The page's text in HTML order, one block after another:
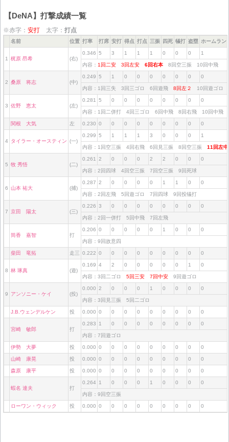
【DeNA】打撃成績一覧
※赤字： 安打 太字： 打点
名前 位置 打率 打席 安打 得点 打点 三振 四死 犠打 盗塁 ホームラン
1 梶原 昂希 (右)
0.346 5 3 1 1 1 0 0 0 1
内容： 1回二安 3回左安 6回右本 8回空三振 10回中飛
2 桑原 将志 (中)
0.249 5 1 0 0 0 0 0 0 0
内容：1回三失 3回三ゴロ 6回遊飛 8回左２ 10回遊ゴロ
3 佐野 恵太 (左)
0.281 5 0 0 0 0 0 0 0 0
内容：1回二併打 4回三ゴロ 6回中飛 8回右飛 10回中飛
関根 大気 左 0.230 0 0 0 0 0 0 0 0 0
4 タイラー・オースティン (一)
0.299 5 1 1 1 3 0 0 0 1
内容：1回空三振 4回右飛 6回見三振 8回空三振 11回左
5 牧 秀悟 (二)
0.261 2 0 0 0 2 2 0 0 0
内容：2回四球 4回空三振 7回空三振 9回死球
6 山本 祐大 (捕)
0.287 2 0 0 0 0 1 1 0 0
内容：2回左飛 5回遊ゴロ 7回四球 9回投犠打
7 京田 陽太 (三)
0.226 3 0 0 0 0 0 0 0 0
内容：2回一併打 5回中飛 7回左飛
筒香 嘉智 打
0.206 0 0 0 0 0 1 0 0 0
内容：9回故意四
柴田 竜拓 走三 0.222 0 0 0 0 0 0 0 0 0
8 林 琢真 (遊)
0.169 4 2 0 0 0 0 0 1 0
内容：3回二ゴロ 5回三安 7回中安 9回遊ゴロ
9 アンソニー・ケイ (投)
0.000 2 0 0 0 1 0 0 0 0
内容：3回見三振 5回二ゴロ
J.B.ウェンデルケン 投 0.000 0 0 0 0 0 0 0 0 0
宮崎 敏郎 打
0.283 1 0 0 0 0 0 0 0 0
内容：7回遊ゴロ
伊勢 大夢 投 0.000 0 0 0 0 0 0 0 0 0
山崎 康晃 投 0.000 0 0 0 0 0 0 0 0 0
森原 康平 投 0.000 0 0 0 0 0 0 0 0 0
蝦名 達夫 打
0.264 1 0 0 0 1 0 0 0 0
内容：9回空三振
ローワン・ウィック 投 0.000 0 0 0 0 0 0 0 0 0